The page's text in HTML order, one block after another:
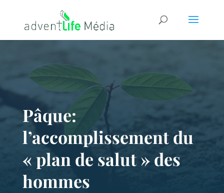
Pâque:
l’accomplissement du
« plan de salut » des
hommes